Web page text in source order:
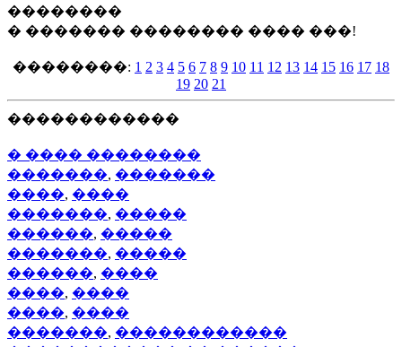
��������
� ������� �������� ���� ���!
��������: 1 2 3 4 5 6 7 8 9 10 11 12 13 14 15 16 17 18
19 20 21
������������
� ���� ��������
�������, �������
����, ����
�������, �����
������, �����
�������, �����
������, ����
����, ����
����, ����
�������, ������������